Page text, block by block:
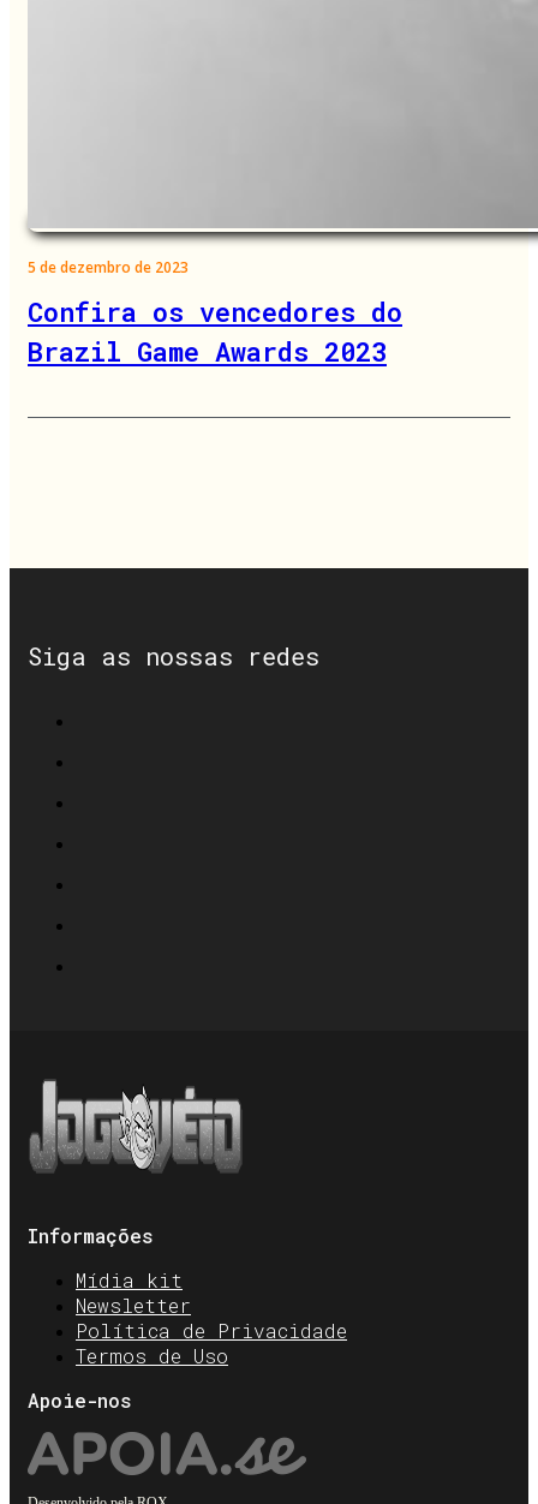
5 de dezembro de 2023
Confira os vencedores do
Brazil Game Awards 2023
Siga as nossas redes
Informações
Mídia kit
Newsletter
Política de Privacidade
Termos de Uso
Apoie-nos